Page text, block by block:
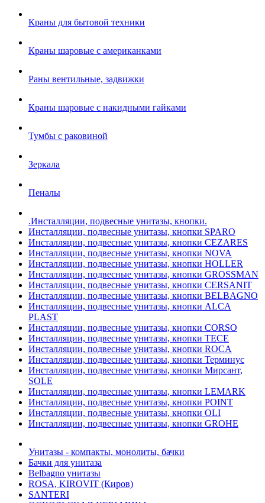
Краны для бытовой техники
Краны шаровые с американками
Раны вентильные, задвижки
Краны шаровые с накидными гайками
Тумбы с раковиной
Зеркала
Пеналы
.Инсталляции, подвесные унитазы, кнопки.
Инсталляции, подвесные унитазы, кнопки SPARO
Инсталляции, подвесные унитазы, кнопки CEZARES
Инсталляции, подвесные унитазы, кнопки NOVA
Инсталляции, подвесные унитазы, кнопки HOLLER
Инсталляции, подвесные унитазы, кнопки GROSSMAN
Инсталляции, подвесные унитазы, кнопки CERSANIT
Инсталляции, подвесные унитазы, кнопки BELBAGNO
Инсталляции, подвесные унитазы, кнопки ALCA
PLAST
Инсталляции, подвесные унитазы, кнопки CORSO
Инсталляции, подвесные унитазы, кнопки TECE
Инсталляции, подвесные унитазы, кнопки ROCA
Инсталляции, подвесные унитазы, кнопки Терминус
Инсталляции, подвесные унитазы, кнопки Мирсант,
SOLE
Инсталляции, подвесные унитазы, кнопки LEMARK
Инсталляции, подвесные унитазы, кнопки POINT
Инсталляции, подвесные унитазы, кнопки OLI
Инсталляции, подвесные унитазы, кнопки GROHE
Унитазы - компакты, монолиты, бачки
Бачки для унитаза
Belbagno унитазы
ROSA, KIROVIT (Киров)
SANTERI